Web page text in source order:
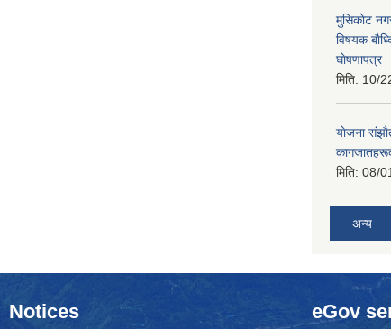
मुसिकाेट
विषयक
घाेषणापत्र
मिति: 10/
याेजना
मिति: 08/
अन्य
Notices eGov